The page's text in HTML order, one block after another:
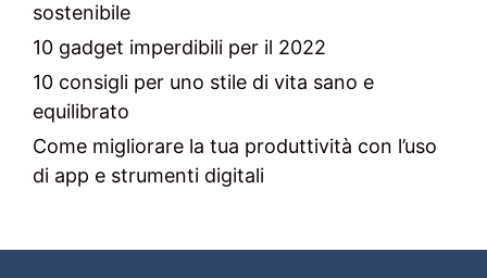
sostenibile
10 gadget imperdibili per il 2022
10 consigli per uno stile di vita sano e
equilibrato
Come migliorare la tua produttività con l’uso
di app e strumenti digitali